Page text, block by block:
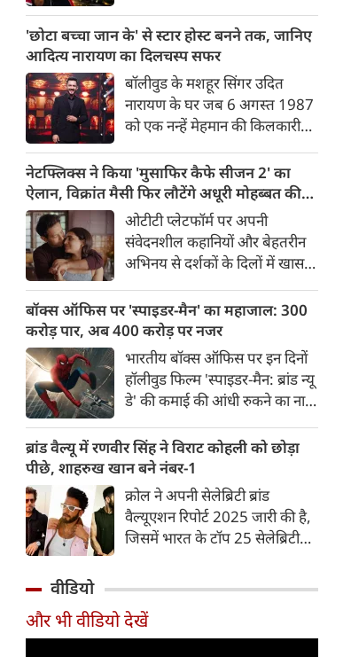
तीखी रणनीतियों के बाद आखिरकार
शो को अपनी विजेता मिल गई है।
अपने बिंदास और बेबाक अंदाज़ से
पूरे सीजन में छाए रहने वाली श्रेया
कालरा ने 'लॉक अप सीजन 2' का
खिताब अपने नाम कर लिया है।
'छोटा बच्चा जान के' से स्टार होस्ट बनने तक, जानिए
आदित्य नारायण का दिलचस्प सफर
बॉलीवुड के मशहूर सिंगर उदित
नारायण के घर जब 6 अगस्त 1987
को एक नन्हें मेहमान की किलकारी
होगा कि यह बालक आगे चलकर
अपनी बहुमुखी प्रतिभा से हर उम्र के
दर्शकों का दिल जीत लेगा। हम बात
कर रहे हैं जाने-माने सिंगर, एक्टर और
टीवी के सबसे चहेते होस्ट आदित्य
नारायण की।
नेटफ्लिक्स ने किया 'मुसाफिर कैफे सीजन 2' का
ऐलान, विक्रांत मैसी फिर लौटेंगे अधूरी मोहब्बत की
कहानी पूरी करने ओटीटी प्लेटफॉर्म पर अपनी
संवेदनशील कहानियों और बेहतरीन
अभिनय से दर्शकों के दिलों में खास
मैसी के फैंस के लिए एक बेहद
शानदार खबर सामने आई है।
नेटफ्लिक्स की लोकप्रिय रोमांटिक
वेब सीरीज 'मुसाफिर कैफे' के दूसरे
सीजन की आधिकारिक पुष्टि कर दी
गई है।
बॉक्स ऑफिस पर 'स्पाइडर-मैन' का महाजाल: 300
करोड़ पार, अब 400 करोड़ पर नजर
भारतीय बॉक्स ऑफिस पर इन दिनों
हॉलीवुड फिल्म 'स्पाइडर-मैन: ब्रांड न्यू
डे' की कमाई की आंधी रुकने का नाम
सुपरहीरो ने ऐसा जाला बुना है कि
दर्शक खुद-ब-खुद खींचे चले आ रहे
हैं। अपने ऐतिहासिक एक्सटेंडेड वीकेंड
के बाद, आम वर्किंग डेज (सोमवार
और मंगलवार) में भी फिल्म का
शानदार प्रदर्शन जारी है।
ब्रांड वैल्यू में रणवीर सिंह ने विराट कोहली को छोड़ा
पीछे, शाहरुख खान बने नंबर-1
क्रोल ने अपनी सेलेब्रिटी ब्रांड
वैल्यूएशन रिपोर्ट 2025 जारी की है,
जिसमें भारत के टॉप 25 सेलेब्रिटी
रिपोर्ट के मुताबिक, इस लिस्ट में 13
पुरुष और 12 महिला सेलेब्रिटीज
वीडियो
और भी वीडियो देखें